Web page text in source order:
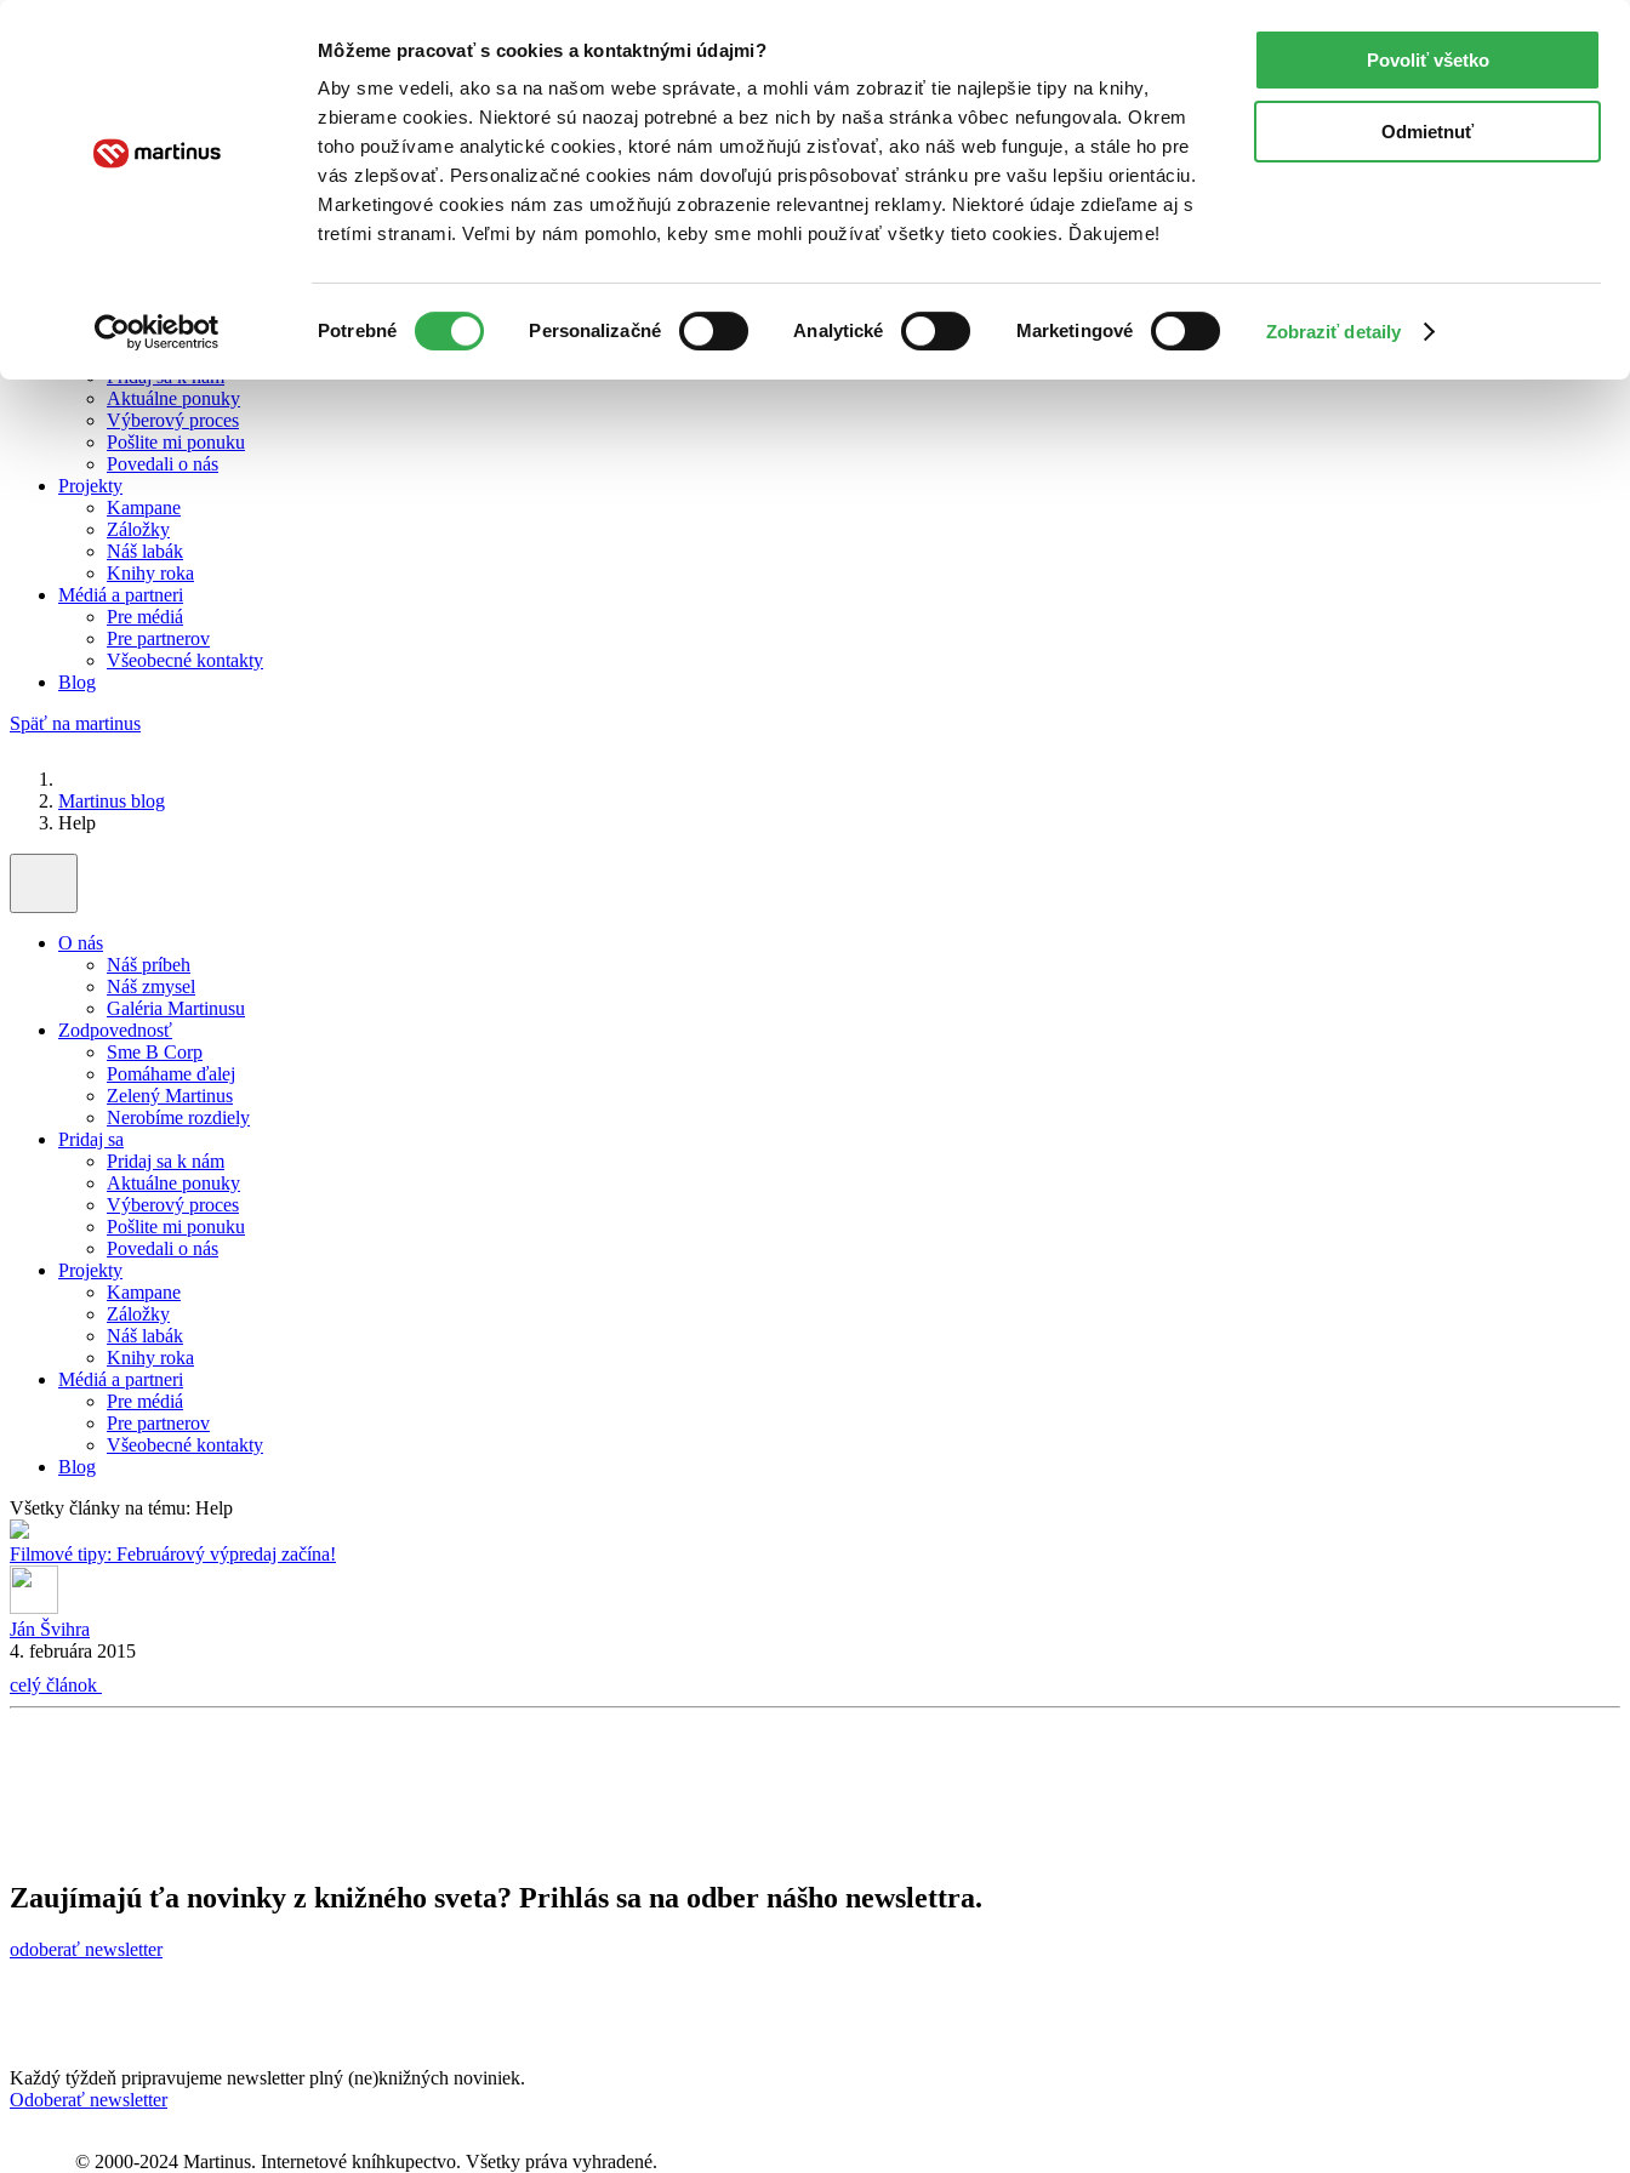
Môžeme pracovať s cookies a kontaktnými údajmi?
Aby sme vedeli, ako sa na našom webe správate, a mohli vám zobraziť tie najlepšie tipy na knihy,
zbierame cookies. Niektoré sú naozaj potrebné a bez nich by naša stránka vôbec nefungovala. Okrem
toho používame analytické cookies, ktoré nám umožňujú zisťovať, ako náš web funguje, a stále ho pre
vás zlepšovať. Personalizačné cookies nám dovoľujú prispôsobovať stránku pre vašu lepšiu orientáciu.
Marketingové cookies nám zas umožňujú zobrazenie relevantnej reklamy. Niektoré údaje zdieľame aj s
tretími stranami. Veľmi by nám pomohlo, keby sme mohli používať všetky tieto cookies. Ďakujeme!
súhlasu
Potrebné Personalizačné Analytické Marketingové Zobraziť detaily
Povoliť všetko
Odmietnuť
O nás
Zelený Martinus
Nerobíme rozdiely
Pridaj sa k nám
Aktuálne ponuky
Výberový proces
Pošlite mi ponuku
Povedali o nás
Projekty
Kampane
Záložky
Náš labák
Knihy roka
Médiá a partneri
Pre médiá
Pre partnerov
Všeobecné kontakty
Blog
Späť na martinus
Martinus blog
Help
O nás
Náš príbeh
Náš zmysel
Galéria Martinusu
Zodpovednosť
Sme B Corp
Pomáhame ďalej
Zelený Martinus
Nerobíme rozdiely
Pridaj sa
Pridaj sa k nám
Aktuálne ponuky
Výberový proces
Pošlite mi ponuku
Povedali o nás
Projekty
Kampane
Záložky
Náš labák
Knihy roka
Médiá a partneri
Pre médiá
Pre partnerov
Všeobecné kontakty
Blog
Všetky články na tému: Help
Filmové tipy: Februárový výpredaj začína!
Ján Švihra
4. februára 2015
celý článok
Zaujímajú ťa novinky z knižného sveta? Prihlás sa na odber nášho newslettra.
odoberať newsletter
Každý týždeň pripravujeme newsletter plný (ne)knižných noviniek.
Odoberať newsletter
© 2000-2024 Martinus. Internetové kníhkupectvo. Všetky práva vyhradené.